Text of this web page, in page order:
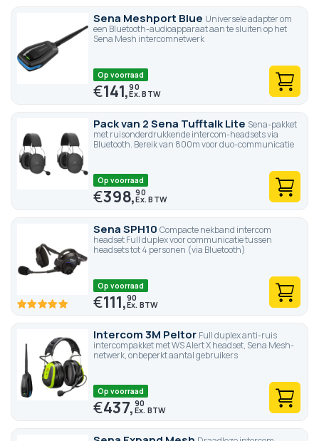
Sena Meshport Blue Universele adapter om
een Bluetooth-audioapparaat aan te sluiten op het
Sena Mesh intercomnetwerk
Op voorraad
€141,90
Pack van 2 Sena Tufftalk Lite Sena-pakket
met ruisonderdrukkende intercom-headsets via
Bluetooth. Bereik van 800m voor duo-communicatie
Op voorraad
€398,90
Sena SPH10 Compacte nekband intercom
headset Full duplex voor communicatie tussen
headsets tot 4 personen (via Bluetooth)
100 100
Op voorraad
€111,90
Intercom 3M Peltor Full duplex anti-ruis
intercompakket met WS Alert X headset, Sena Mesh-
netwerk, onbeperkt aantal gebruikers
Op voorraad
€437,90